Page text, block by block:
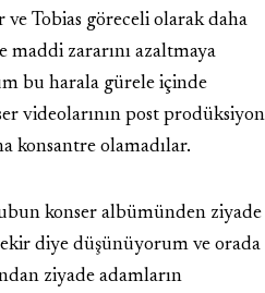
ve Tobias göreceli olarak daha
zararını azaltmaya
bu harala gürele içinde
videolarının post prodüksiyon
konsantre olamadılar.
konser albümünden ziyade
diye düşünüyorum ve orada
ziyade adamların